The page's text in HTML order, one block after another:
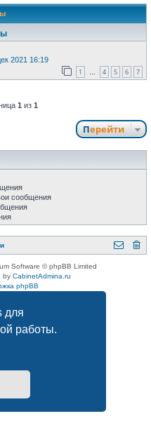
для
работы.
2021 16:19
1 … 4 5 6 7
1 из 1
Перейти
сообщения
Software © phpBB Limited
by CabinetAdmina.ru
phpBB